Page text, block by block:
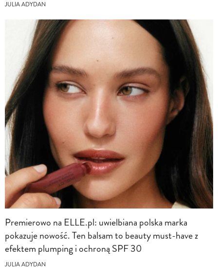
JULIA ADYDAN
Premierowo na ELLE.pl: uwielbiana polska marka
pokazuje nowość. Ten balsam to beauty must-have z
efektem plumping i ochroną SPF 30
JULIA ADYDAN